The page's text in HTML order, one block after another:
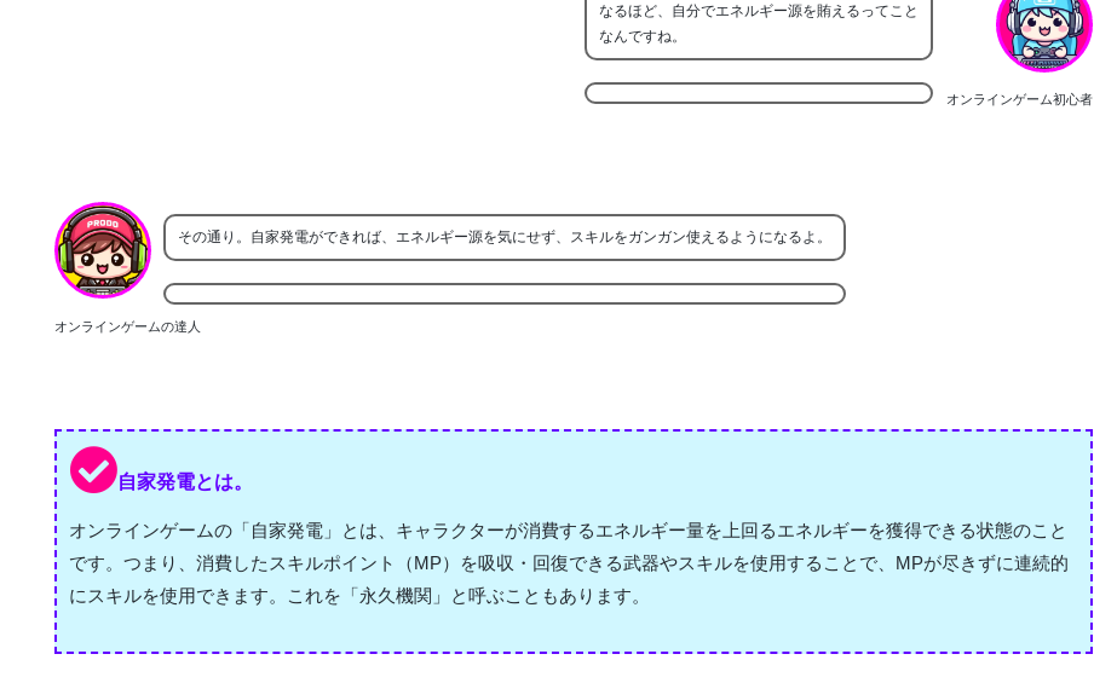
オンラインゲーム初心者
なるほど、自分でエネルギー源を賄えるってこと
なんですね。
オンラインゲームの達人
その通り。自家発電ができれば、エネルギー源を気にせず、スキルをガンガン使えるようになるよ。
自家発電とは。
オンラインゲームの「自家発電」とは、キャラクターが消費するエネルギー量を上回るエネルギーを獲得できる状態のこと
です。つまり、消費したスキルポイント（MP）を吸収・回復できる武器やスキルを使用することで、MPが尽きずに連続的
にスキルを使用できます。これを「永久機関」と呼ぶこともあります。